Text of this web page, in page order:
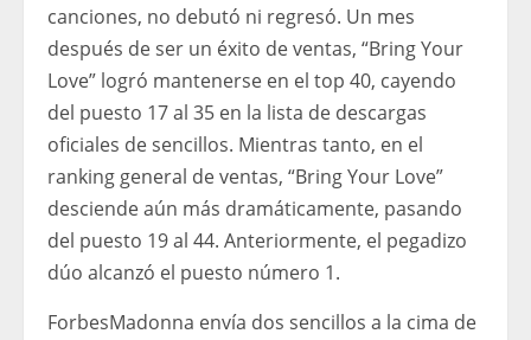
canciones, no debutó ni regresó. Un mes
después de ser un éxito de ventas, “Bring Your
Love” logró mantenerse en el top 40, cayendo
del puesto 17 al 35 en la lista de descargas
oficiales de sencillos. Mientras tanto, en el
ranking general de ventas, “Bring Your Love”
desciende aún más dramáticamente, pasando
del puesto 19 al 44. Anteriormente, el pegadizo
dúo alcanzó el puesto número 1.
ForbesMadonna envía dos sencillos a la cima de